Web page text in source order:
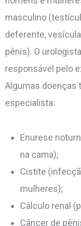
masculino
deferente,
pênis). O
responsável pelo
Algumas doenças
especialista:
Enurese
na cama);
Cistite
mulheres);
Cálculo renal
Câncer de